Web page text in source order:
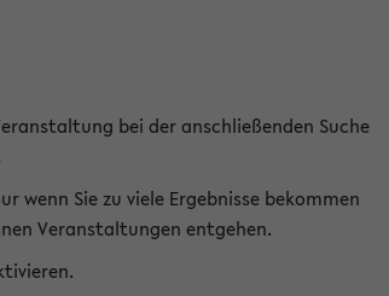
bei der anschließenden Suche
wenn Sie zu viele Ergebnisse bekommen
Veranstaltungen entgehen.